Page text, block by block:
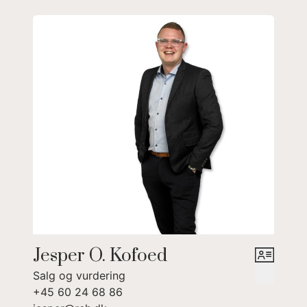
Udhus/Redskabsrum med carport.
Garagebygning indeholder: Anneks med udlejning gennem
AIRBNB, stort isoleret Industrikøkken, dobbeltgarage med
skydedør og smørgrav m/mulighed for hobby eller erhverv.
Separat maskinlænge i naturskønne omgivelser, med mulighed
En virkelig dejlig familie villa med mange muligheder,
Jesper O. Kofoed
Salg og vurdering
+45 60 24 68 86